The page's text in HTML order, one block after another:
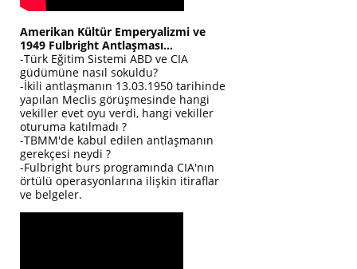
Amerikan Kültür Emperyalizmi ve
1949 Fulbright Antlaşması...
-Türk Eğitim Sistemi ABD ve CIA
güdümüne nasıl sokuldu?
-İkili antlaşmanın 13.03.1950 tarihinde
yapılan Meclis görüşmesinde hangi
vekiller evet oyu verdi, hangi vekiller
oturuma katılmadı ?
-TBMM'de kabul edilen antlaşmanın
gerekçesi neydi ?
-Fulbright burs programında CIA'nın
örtülü operasyonlarına ilişkin itiraflar
ve belgeler.